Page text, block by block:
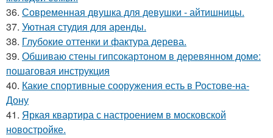
36. Современная двушка для девушки - айтишницы.
37. Уютная студия для аренды.
38. Глубокие оттенки и фактура дерева.
39. Обшиваю стены гипсокартоном в деревянном доме:
пошаговая инструкция
40. Какие спортивные сооружения есть в Ростове-на-
Дону
41. Яркая квартира с настроением в московской
новостройке.